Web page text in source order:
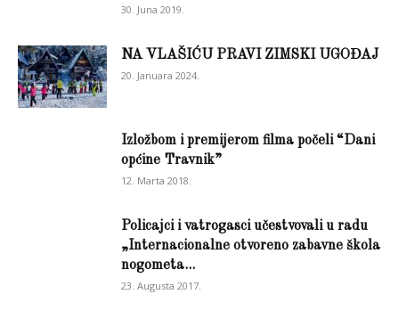
30. Juna 2019.
NA VLAŠIĆU PRAVI ZIMSKI UGOĐAJ
20. Januara 2024.
Izložbom i premijerom filma počeli “Dani
općine Travnik”
12. Marta 2018.
Policajci i vatrogasci učestvovali u radu
„Internacionalne otvoreno zabavne škola
nogometa...
23. Augusta 2017.